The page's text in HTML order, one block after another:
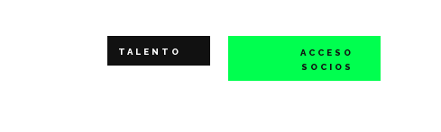
TALENTO
ACCESO
SOCIOS